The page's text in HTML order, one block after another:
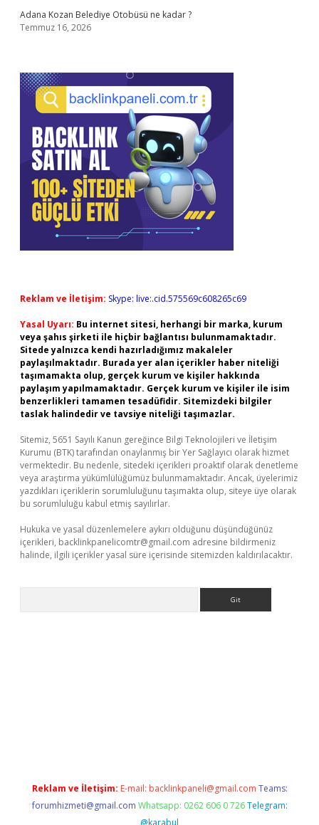
Adana Kozan Belediye Otobüsü ne kadar ?
Temmuz 16, 2026
Reklam ve İletişim: Skype: live:.cid.575569c608265c69
Yasal Uyarı: Bu internet sitesi, herhangi bir marka, kurum
veya şahıs şirketi ile hiçbir bağlantısı bulunmamaktadır.
Sitede yalnızca kendi hazırladığımız makaleler
paylaşılmaktadır. Burada yer alan içerikler haber niteliği
taşımamakta olup, gerçek kurum ve kişiler hakkında
paylaşım yapılmamaktadır. Gerçek kurum ve kişiler ile isim
benzerlikleri tamamen tesadüfidir. Sitemizdeki bilgiler
taslak halindedir ve tavsiye niteliği taşımazlar.
Sitemiz, 5651 Sayılı Kanun gereğince Bilgi Teknolojileri ve İletişim
Kurumu (BTK) tarafından onaylanmış bir Yer Sağlayıcı olarak hizmet
vermektedir. Bu nedenle, sitedeki içerikleri proaktif olarak denetleme
veya araştırma yükümlülüğümüz bulunmamaktadır. Ancak, üyelerimiz
yazdıkları içeriklerin sorumluluğunu taşımakta olup, siteye üye olarak
bu sorumluluğu kabul etmiş sayılırlar.
Hukuka ve yasal düzenlemelere aykırı olduğunu düşündüğünüz
içerikleri, backlinkpanelicomtr@gmail.com adresine bildirmeniz
halinde, ilgili içerikler yasal süre içerisinde sitemizden kaldırılacaktır.
Reklam ve İletişim: E-mail: backlinkpaneli@gmail.com Teams:
forumhizmeti@gmail.com Whatsapp: 0262 606 0 726 Telegram:
@karabul